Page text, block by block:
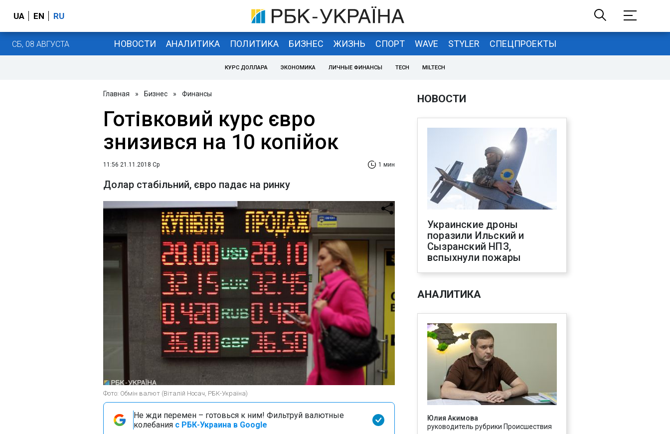
UA EN RU
СБ, 08 АВГУСТА НОВОСТИ АНАЛИТИКА ПОЛИТИКА БИЗНЕС ЖИЗНЬ СПОРТ WAVE STYLER СПЕЦПРОЕКТЫ
КУРС ДОЛЛАРА ЭКОНОМИКА ЛИЧНЫЕ ФИНАНСЫ TECH MILTECH
Главная » Бизнес » Финансы
Готівковий курс євро
знизився на 10 копійок
11:56 21.11.2018 Ср 1 мин
Долар стабільний, євро падає на ринку
Фото: Обмін валют (Віталій Носач, РБК-Україна)
Не жди перемен – готовься к ним! Фильтруй валютные
колебания с РБК-Украина в Google
НОВОСТИ
Украинские дроны
поразили Ильский и
Сызранский НПЗ,
вспыхнули пожары
АНАЛИТИКА
Юлия Акимова
руководитель рубрики Происшествия